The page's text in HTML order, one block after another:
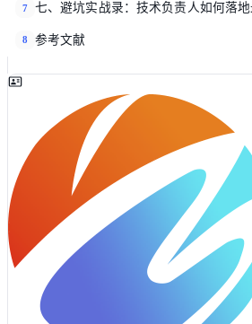
7 七、避坑实战录：技术负责人如何落
8 参考文献